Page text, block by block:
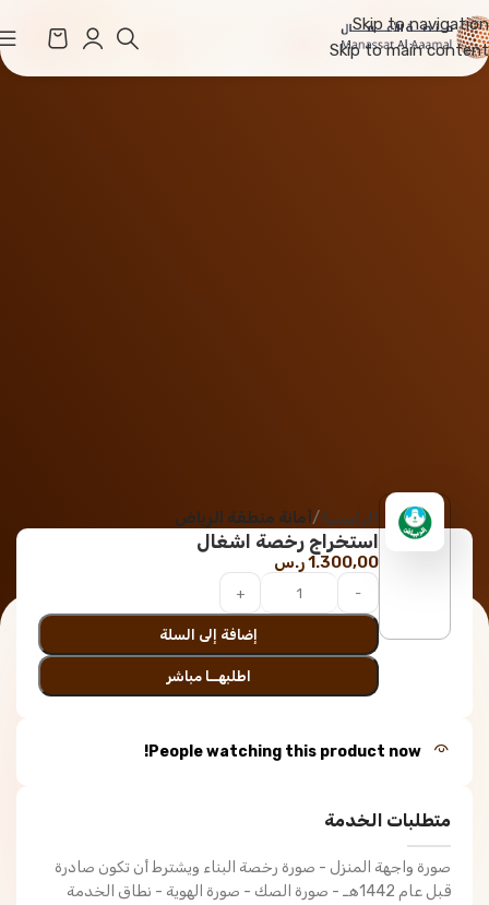
Skip to navigation
Skip to main content
الرئيسية أمانة منطقة الرياض
استخراج رخصة اشغال
1.300,00ر.س
إضافة إلى السلة
اطلبهــا مباشر
People watching this product now!
متطلبات الخدمة
صورة واجهة المنزل - صورة رخصة البناء ويشترط أن تكون صادرة
قبل عام 1442هـ - صورة الصك - صورة الهوية - نطاق الخدمة